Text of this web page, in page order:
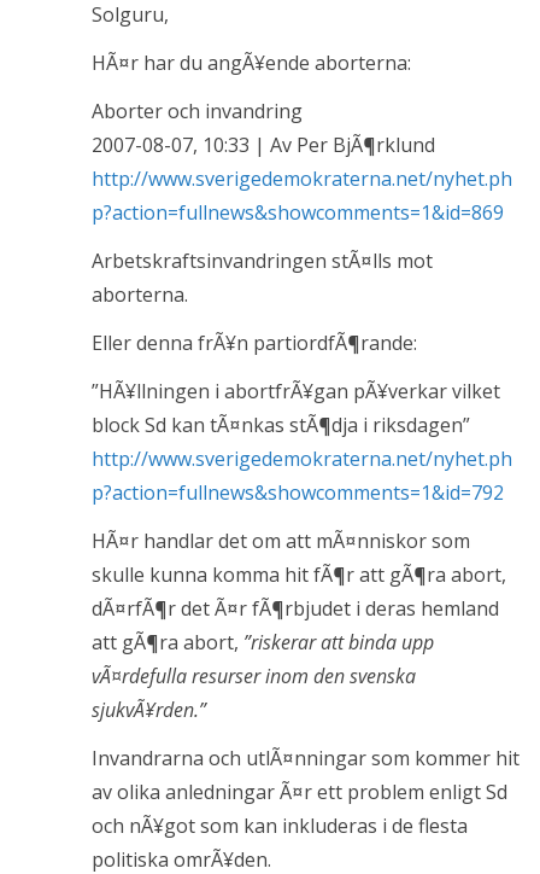
Solguru,
HÃ¤r har du angÃ¥ende aborterna:
Aborter och invandring
2007-08-07, 10:33 | Av Per BjÃ¶rklund
http://www.sverigedemokraterna.net/nyhet.ph
p?action=fullnews&showcomments=1&id=869
Arbetskraftsinvandringen stÃ¤lls mot
aborterna.
Eller denna frÃ¥n partiordfÃ¶rande:
”HÃ¥llningen i abortfrÃ¥gan pÃ¥verkar vilket
block Sd kan tÃ¤nkas stÃ¶dja i riksdagen”
http://www.sverigedemokraterna.net/nyhet.ph
p?action=fullnews&showcomments=1&id=792
HÃ¤r handlar det om att mÃ¤nniskor som
skulle kunna komma hit fÃ¶r att gÃ¶ra abort,
dÃ¤rfÃ¶r det Ã¤r fÃ¶rbjudet i deras hemland
att gÃ¶ra abort, ”riskerar att binda upp
vÃ¤rdefulla resurser inom den svenska
sjukvÃ¥rden.”
Invandrarna och utlÃ¤nningar som kommer hit
av olika anledningar Ã¤r ett problem enligt Sd
och nÃ¥got som kan inkluderas i de flesta
politiska omrÃ¥den.